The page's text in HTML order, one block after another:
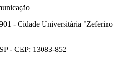
- Cidade Universitária "Zeferino
- CEP: 13083-852